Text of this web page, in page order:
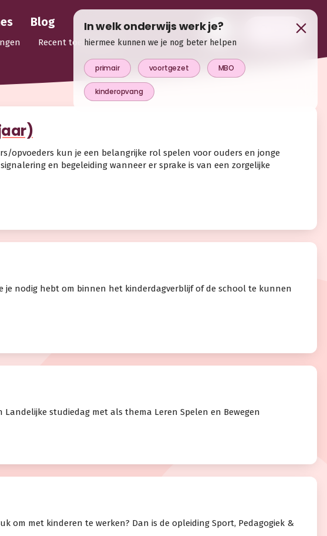
Blog
Recent toegevoegd
opvoeders kun je een belangrijke rol spelen voor ouders en jonge
en begeleiding wanneer er sprake is van een zorgelijke
je nodig hebt om binnen het kinderdagverblijf of de school te kunnen
Landelijke studiedag met als thema Leren Spelen en Bewegen
om met kinderen te werken? Dan is de opleiding Sport, Pedagogiek &
In welk onderwijs werk je?
hiermee kunnen we je nog beter helpen
primair voortgezet MBO
kinderopvang